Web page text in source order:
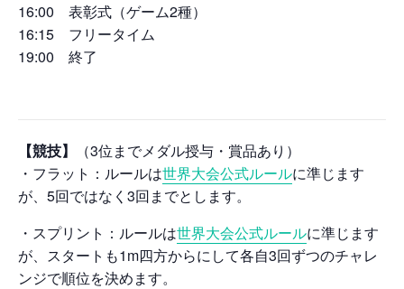
16:00 表彰式（ゲーム2種）
16:15 フリータイム
19:00 終了
【競技】
（3位までメダル授与・賞品あり）
・フラット：ルールは世界大会公式ルールに準じます
が、5回ではなく3回までとします。
・スプリント：ルールは世界大会公式ルールに準じます
が、スタートも1m四方からにして各自3回ずつのチャレ
ンジで順位を決めます。